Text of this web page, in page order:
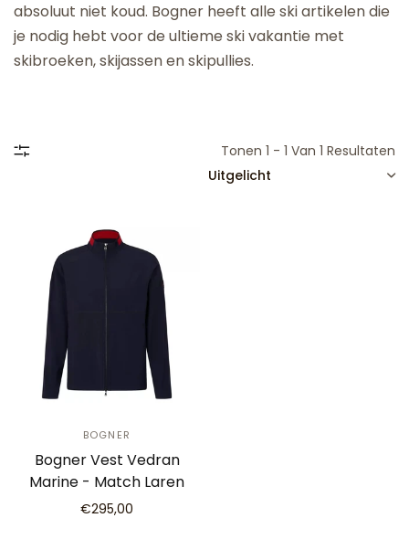
absoluut niet koud. Bogner heeft alle ski artikelen die
je nodig hebt voor de ultieme ski vakantie met
skibroeken, skijassen en skipullies.
Tonen 1 - 1 Van 1 Resultaten
BOGNER
Bogner Vest Vedran
Marine - Match Laren
€295,00